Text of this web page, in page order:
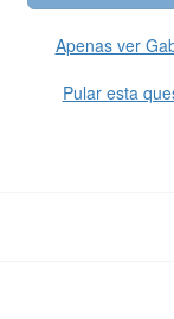
Apenas ver
Pular esta